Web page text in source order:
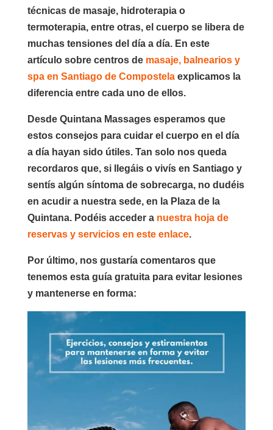
técnicas de masaje, hidroterapia o
termoterapia, entre otras, el cuerpo se libera de
muchas tensiones del día a día. En este
artículo sobre centros de masaje, balnearios y
spa en Santiago de Compostelaexplicamos la
diferencia entre cada uno de ellos.
Desde Quintana Massages esperamos que
estosconsejos para cuidar el cuerpo en el día
a día hayan sido útiles. Tan solo nos queda
recordaros que, si llegáis o vivís en Santiago y
sentís algún síntoma de sobrecarga, no dudéis
en acudir a nuestra sede, en la Plaza de la
Quintana. Podéis acceder a nuestra hoja de
reservas y servicios en este enlace.
Por último, nos gustaría comentaros que
tenemos esta guía gratuita para evitar lesiones
y mantenerse en forma: